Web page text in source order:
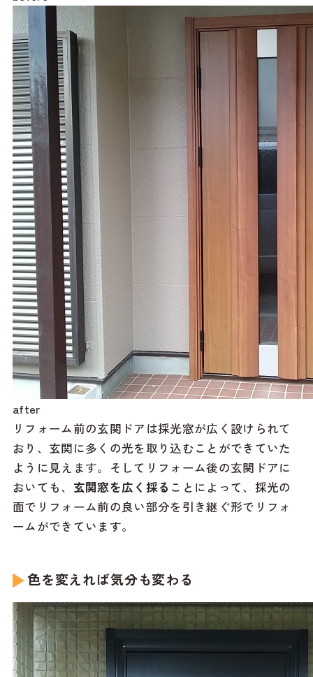
after
リフォーム前の玄関ドアは採光窓が広く設けられて
おり、玄関に多くの光を取り込むことができていた
ように見えます。そしてリフォーム後の玄関ドアに
おいても、 玄関窓を広く採る ことによって、採光の
面でリフォーム前の良い部分を引き継ぐ形でリフォ
ームができています。
色を変えれば気分も変わる